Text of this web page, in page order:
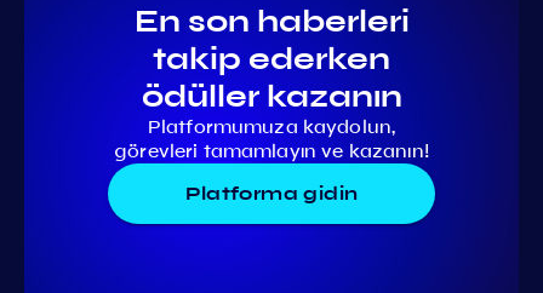
En son haberleri
takip ederken
ödüller kazanın
Platformumuza kaydolun,
görevleri tamamlayın ve kazanın!
Platforma gidin